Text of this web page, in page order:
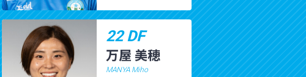
22 DF
万屋 美穂
MANYA Miho